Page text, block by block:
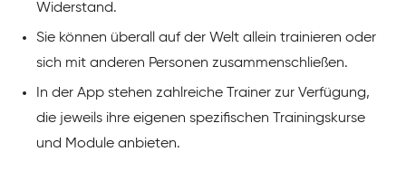
Widerstand.
Sie können überall auf der Welt allein trainieren oder
sich mit anderen Personen zusammenschließen.
In der App stehen zahlreiche Trainer zur Verfügung,
die jeweils ihre eigenen spezifischen Trainingskurse
und Module anbieten.